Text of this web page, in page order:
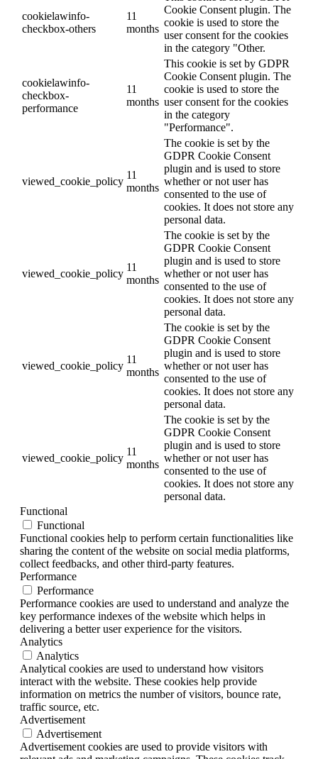
cookielawinfo-
checkbox-others
11
months
Cookie Consent plugin. The
cookie is used to store the
user consent for the cookies
in the category "Other.
cookielawinfo-
checkbox-
performance
11
months
This cookie is set by GDPR
Cookie Consent plugin. The
cookie is used to store the
user consent for the cookies
in the category
"Performance".
viewed_cookie_policy
11
months
The cookie is set by the
GDPR Cookie Consent
plugin and is used to store
whether or not user has
consented to the use of
cookies. It does not store any
personal data.
viewed_cookie_policy
11
months
The cookie is set by the
GDPR Cookie Consent
plugin and is used to store
whether or not user has
consented to the use of
cookies. It does not store any
personal data.
viewed_cookie_policy
11
months
The cookie is set by the
GDPR Cookie Consent
plugin and is used to store
whether or not user has
consented to the use of
cookies. It does not store any
personal data.
viewed_cookie_policy
11
months
The cookie is set by the
GDPR Cookie Consent
plugin and is used to store
whether or not user has
consented to the use of
cookies. It does not store any
personal data.
Functional
Functional
Functional cookies help to perform certain functionalities like
sharing the content of the website on social media platforms,
collect feedbacks, and other third-party features.
Performance
Performance
Performance cookies are used to understand and analyze the
key performance indexes of the website which helps in
delivering a better user experience for the visitors.
Analytics
Analytics
Analytical cookies are used to understand how visitors
interact with the website. These cookies help provide
information on metrics the number of visitors, bounce rate,
traffic source, etc.
Advertisement
Advertisement
Advertisement cookies are used to provide visitors with